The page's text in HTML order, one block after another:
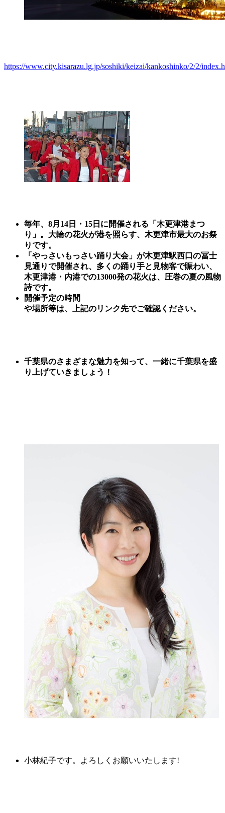
https://www.city.kisarazu.lg.jp/soshiki/keizai/kankoshinko/2/2/
毎年、8月14日・15日に開催される「木更津港まつ
り」。大輪の花火が港を照らす、木更津市最大のお祭
りです。
「やっさいもっさい踊り大会」が木更津駅西口の冨士
見通りで開催され、多くの踊り手と見物客で賑わい、
木更津港・内港での13000発の花火は、圧巻の夏の風物
詩です。
開催予定の時間
や場所等は、上記のリンク先でご確認ください。
千葉県のさまざまな魅力を知って、一緒に千葉県を盛
り上げていきましょう！
小林紀子です。よろしくお願いいたします!